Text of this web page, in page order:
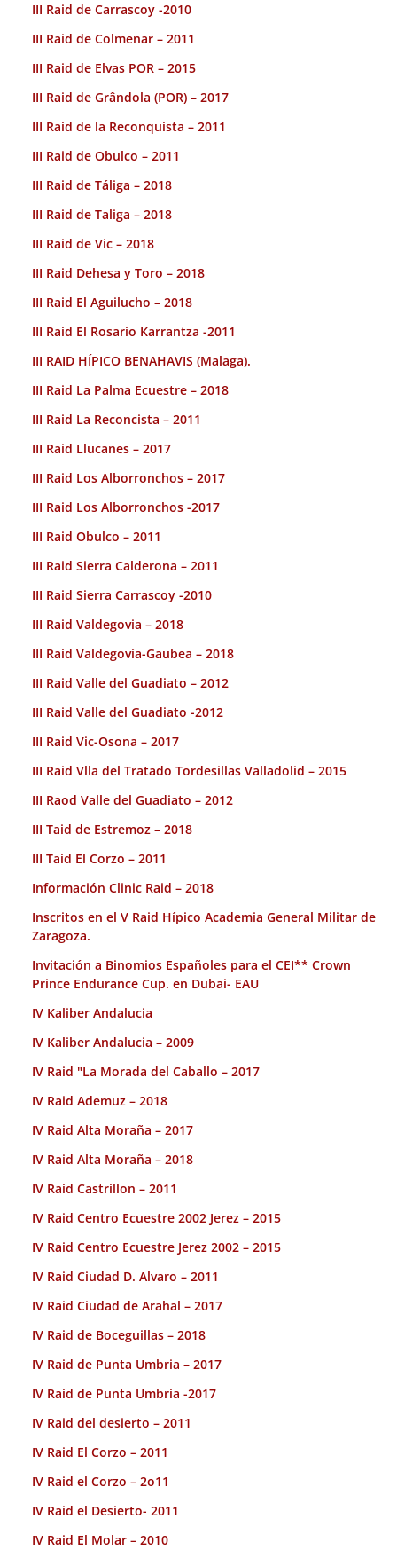
III Raid de Carrascoy -2010
III Raid de Colmenar – 2011
III Raid de Elvas POR – 2015
III Raid de Grândola (POR) – 2017
III Raid de la Reconquista – 2011
III Raid de Obulco – 2011
III Raid de Táliga – 2018
III Raid de Taliga – 2018
III Raid de Vic – 2018
III Raid Dehesa y Toro – 2018
III Raid El Aguilucho – 2018
III Raid El Rosario Karrantza -2011
III RAID HÍPICO BENAHAVIS (Malaga).
III Raid La Palma Ecuestre – 2018
III Raid La Reconcista – 2011
III Raid Llucanes – 2017
III Raid Los Alborronchos – 2017
III Raid Los Alborronchos -2017
III Raid Obulco – 2011
III Raid Sierra Calderona – 2011
III Raid Sierra Carrascoy -2010
III Raid Valdegovia – 2018
III Raid Valdegovía-Gaubea – 2018
III Raid Valle del Guadiato – 2012
III Raid Valle del Guadiato -2012
III Raid Vic-Osona – 2017
III Raid Vlla del Tratado Tordesillas Valladolid – 2015
III Raod Valle del Guadiato – 2012
III Taid de Estremoz – 2018
III Taid El Corzo – 2011
Información Clinic Raid – 2018
Inscritos en el V Raid Hípico Academia General Militar de
Zaragoza.
Invitación a Binomios Españoles para el CEI** Crown
Prince Endurance Cup. en Dubai- EAU
IV Kaliber Andalucia
IV Kaliber Andalucia – 2009
IV Raid "La Morada del Caballo – 2017
IV Raid Ademuz – 2018
IV Raid Alta Moraña – 2017
IV Raid Alta Moraña – 2018
IV Raid Castrillon – 2011
IV Raid Centro Ecuestre 2002 Jerez – 2015
IV Raid Centro Ecuestre Jerez 2002 – 2015
IV Raid Ciudad D. Alvaro – 2011
IV Raid Ciudad de Arahal – 2017
IV Raid de Boceguillas – 2018
IV Raid de Punta Umbria – 2017
IV Raid de Punta Umbria -2017
IV Raid del desierto – 2011
IV Raid El Corzo – 2011
IV Raid el Corzo – 2o11
IV Raid el Desierto- 2011
IV Raid El Molar – 2010